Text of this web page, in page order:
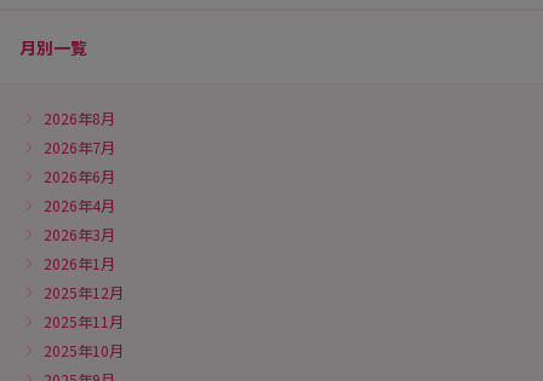
月別一覧
2026年8月
2026年7月
2026年6月
2026年4月
2026年3月
2026年1月
2025年12月
2025年11月
2025年10月